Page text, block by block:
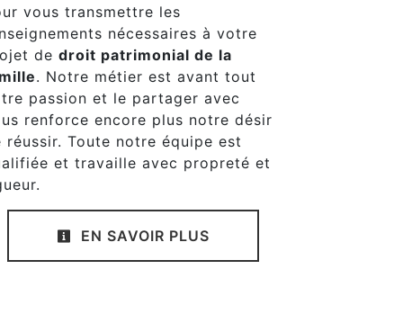
vous transmettre les
nécessaires à votre
de droit patrimonial de la
. Notre métier est avant tout
passion et le partager avec
renforce encore plus notre désir
réussir. Toute notre équipe est
et travaille avec propreté et
EN SAVOIR PLUS